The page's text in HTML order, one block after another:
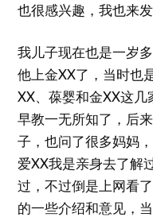
也很感兴趣，我也来
我儿子现在也是一岁
他上金XX了，当时也
XX、葆婴和金XX这
早教一无所知了，后
子，也问了很多妈妈
爱XX我是亲身去了解
过，不过倒是上网看
的一些介绍和意见，